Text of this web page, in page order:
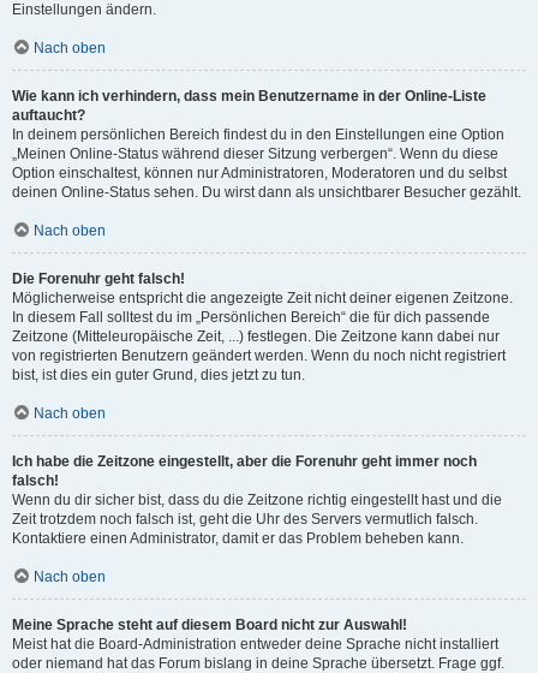
Einstellungen ändern.
Nach oben
Wie kann ich verhindern, dass mein Benutzername in der Online-Liste
auftaucht?
In deinem persönlichen Bereich findest du in den Einstellungen eine Option
„Meinen Online-Status während dieser Sitzung verbergen“. Wenn du diese
Option einschaltest, können nur Administratoren, Moderatoren und du selbst
deinen Online-Status sehen. Du wirst dann als unsichtbarer Besucher gezählt.
Nach oben
Die Forenuhr geht falsch!
Möglicherweise entspricht die angezeigte Zeit nicht deiner eigenen Zeitzone.
In diesem Fall solltest du im „Persönlichen Bereich“ die für dich passende
Zeitzone (Mitteleuropäische Zeit, ...) festlegen. Die Zeitzone kann dabei nur
von registrierten Benutzern geändert werden. Wenn du noch nicht registriert
bist, ist dies ein guter Grund, dies jetzt zu tun.
Nach oben
Ich habe die Zeitzone eingestellt, aber die Forenuhr geht immer noch
falsch!
Wenn du dir sicher bist, dass du die Zeitzone richtig eingestellt hast und die
Zeit trotzdem noch falsch ist, geht die Uhr des Servers vermutlich falsch.
Kontaktiere einen Administrator, damit er das Problem beheben kann.
Nach oben
Meine Sprache steht auf diesem Board nicht zur Auswahl!
Meist hat die Board-Administration entweder deine Sprache nicht installiert
oder niemand hat das Forum bislang in deine Sprache übersetzt. Frage ggf.